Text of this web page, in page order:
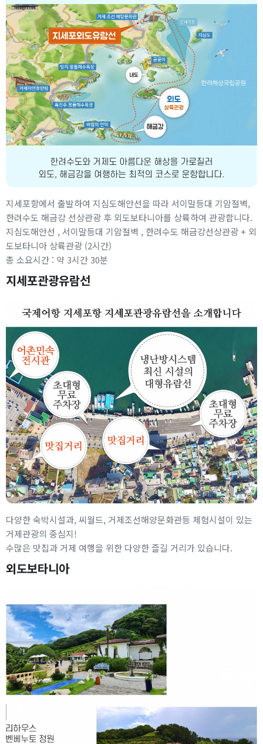
지세포항에서 출발하여 지심도해안선을 따라 서이말등대 기암절벽,
한려수도 해금강 선상관광 후 외도보타니아를 상륙하여 관광합니다.
지심도해안선 , 서이말등대 기암절벽 , 한려수도 해금강선상관광 + 외
도보타니아 상륙관광 (2시간)
총 소요시간 : 약 3시간 30분
지세포관광유람선
다양한 숙박시설과, 씨월드, 거제조선해양문화관등 체험시설이 있는
거제관광의 중심지!
수많은 맛집과 거제 여행을 위한 다양한 즐길 거리가 있습니다.
외도보타니아